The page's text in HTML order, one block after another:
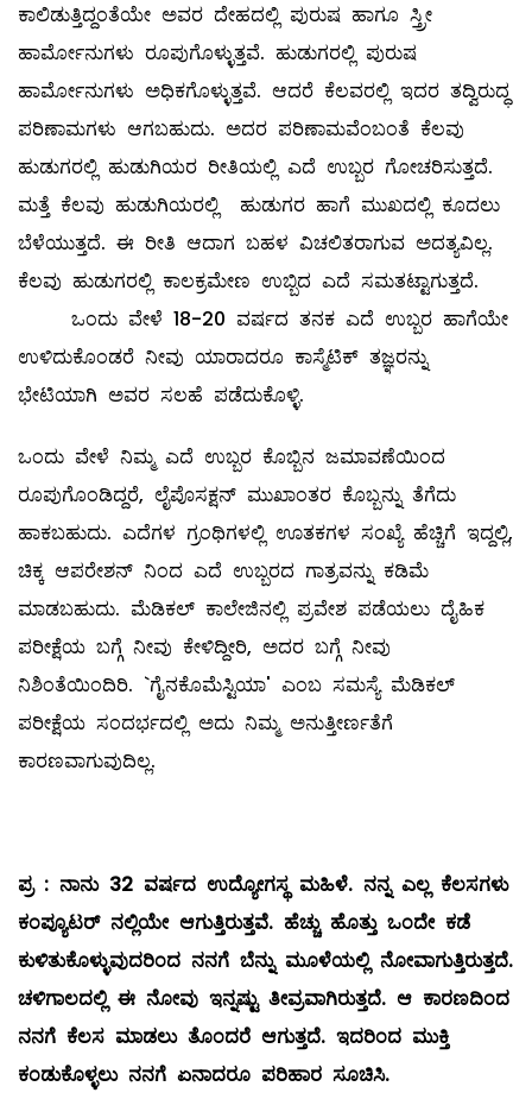
ಕಾಲಿಡುತ್ತಿದ್ದಂತೆಯೇ ಅವರ ದೇಹದಲ್ಲಿ ಪುರುಷ ಹಾಗೂ ಸ್ತ್ರೀ
ಹಾರ್ಮೋನುಗಳು ರೂಪುಗೊಳ್ಳುತ್ತವೆ. ಹುಡುಗರಲ್ಲಿ ಪುರುಷ
ಹಾರ್ಮೋನುಗಳು ಅಧಿಕಗೊಳ್ಳುತ್ತವೆ. ಆದರೆ ಕೆಲವರಲ್ಲಿ ಇದರ ತದ್ವಿರುದ್ಧ
ಪರಿಣಾಮಗಳು ಆಗಬಹುದು. ಅದರ ಪರಿಣಾಮವೆಂಬಂತೆ ಕೆಲವು
ಹುಡುಗರಲ್ಲಿ ಹುಡುಗಿಯರ ರೀತಿಯಲ್ಲಿ ಎದೆ ಉಬ್ಬರ ಗೋಚರಿಸುತ್ತದೆ.
ಮತ್ತೆ ಕೆಲವು ಹುಡುಗಿಯರಲ್ಲಿ ಹುಡುಗರ ಹಾಗೆ ಮುಖದಲ್ಲಿ ಕೂದಲು
ಬೆಳೆಯುತ್ತದೆ. ಈ ರೀತಿ ಆದಾಗ ಬಹಳ ವಿಚಲಿತರಾಗುವ ಅದತ್ಯವಿಲ್ಲ.
ಕೆಲವು ಹುಡುಗರಲ್ಲಿ ಕಾಲಕ್ರಮೇಣ ಉಬ್ಬಿದ ಎದೆ ಸಮತಟ್ಟಾಗುತ್ತದೆ.
ಒಂದು ವೇಳೆ 18-20 ವರ್ಷದ ತನಕ ಎದೆ ಉಬ್ಬರ ಹಾಗೆಯೇ
ಉಳಿದುಕೊಂಡರೆ ನೀವು ಯಾರಾದರೂ ಕಾಸ್ಮೆಟಿಕ್‌ ತಜ್ಞರನ್ನು
ಭೇಟಿಯಾಗಿ ಅವರ ಸಲಹೆ ಪಡೆದುಕೊಳ್ಳಿ.
ಒಂದು ವೇಳೆ ನಿಮ್ಮ ಎದೆ ಉಬ್ಬರ ಕೊಬ್ಬಿನ ಜಮಾವಣೆಯಿಂದ
ರೂಪುಗೊಂಡಿದ್ದರೆ, ಲೈಪೊಸಕ್ಷನ್‌ ಮುಖಾಂತರ ಕೊಬ್ಬನ್ನು ತೆಗೆದು
ಹಾಕಬಹುದು. ಎದೆಗಳ ಗ್ರಂಥಿಗಳಲ್ಲಿ ಊತಕಗಳ ಸಂಖ್ಯೆ ಹೆಚ್ಚಿಗೆ ಇದ್ದಲ್ಲಿ,
ಚಿಕ್ಕ ಆಪರೇಶನ್‌ ನಿಂದ ಎದೆ ಉಬ್ಬರದ ಗಾತ್ರವನ್ನು ಕಡಿಮೆ
ಮಾಡಬಹುದು. ಮೆಡಿಕಲ್ ಕಾಲೇಜಿನಲ್ಲಿ ಪ್ರವೇಶ ಪಡೆಯಲು ದೈಹಿಕ
ಪರೀಕ್ಷೆಯ ಬಗ್ಗೆ ನೀವು ಕೇಳಿದ್ದೀರಿ, ಅದರ ಬಗ್ಗೆ ನೀವು
ನಿಶಿಂತೆಯಿಂದಿರಿ. `ಗೈನಕೊಮೆಸ್ಟಿಯಾ' ಎಂಬ ಸಮಸ್ಯೆ ಮೆಡಿಕಲ್
ಪರೀಕ್ಷೆಯ ಸಂದರ್ಭದಲ್ಲಿ ಅದು ನಿಮ್ಮ ಅನುತ್ತೀರ್ಣತೆಗೆ
ಕಾರಣವಾಗುವುದಿಲ್ಲ.
ಪ್ರ: ನಾನು32 ವರ್ಷದ ಉದ್ಯೋಗಸ್ಥ ಮಹಿಳೆ. ನನ್ನ ಎಲ್ಲ ಕೆಲಸಗಳು
ಕಂಪ್ಯೂಟರ್‌ ನಲ್ಲಿಯೇ ಆಗುತ್ತಿರುತ್ತವೆ. ಹೆಚ್ಚು ಹೊತ್ತು ಒಂದೇ ಕಡೆ
ಕುಳಿತುಕೊಳ್ಳುವುದರಿಂದ ನನಗೆ ಬೆನ್ನು ಮೂಳೆಯಲ್ಲಿ ನೋವಾಗುತ್ತಿರುತ್ತದೆ.
ಚಳಿಗಾಲದಲ್ಲಿ ಈ ನೋವು ಇನ್ನಷ್ಟು ತೀವ್ರವಾಗಿರುತ್ತದೆ. ಆ ಕಾರಣದಿಂದ
ನನಗೆ ಕೆಲಸ ಮಾಡಲು ತೊಂದರೆ ಆಗುತ್ತದೆ. ಇದರಿಂದ ಮುಕ್ತಿ
ಕಂಡುಕೊಳ್ಳಲು ನನಗೆ ಏನಾದರೂ ಪರಿಹಾರ ಸೂಚಿಸಿ.